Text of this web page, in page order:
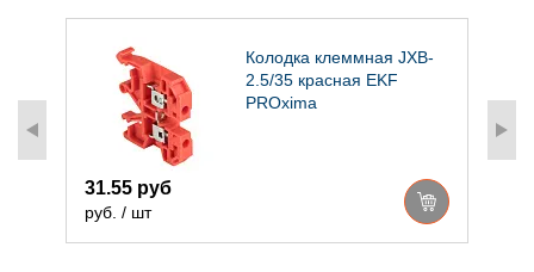
Колодка клеммная JXB-
2.5/35 красная EKF
PROxima
31.55 руб
руб. / шт